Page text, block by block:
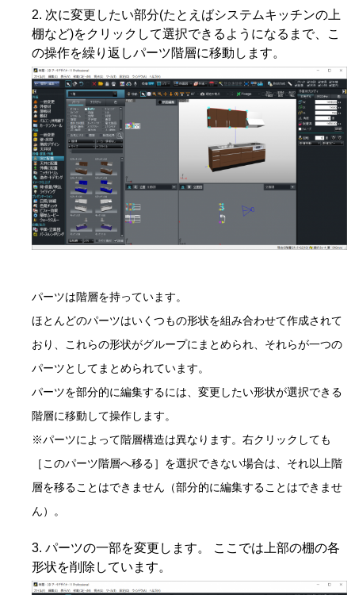
次に変更したい部分(たとえばシステムキッチンの上
棚など)をクリックして選択できるようになるまで、こ
の操作を繰り返しパーツ階層に移動します。
パーツは階層を持っています。
ほとんどのパーツはいくつもの形状を組み合わせて作成されて
おり、これらの形状がグループにまとめられ、それらが一つの
パーツとしてまとめられています。
パーツを部分的に編集するには、変更したい形状が選択できる
階層に移動して操作します。
※パーツによって階層構造は異なります。右クリックしても
［このパーツ階層へ移る］を選択できない場合は、それ以上階
層を移ることはできません（部分的に編集することはできませ
ん）。
パーツの一部を変更します。 ここでは上部の棚の各
形状を削除しています。